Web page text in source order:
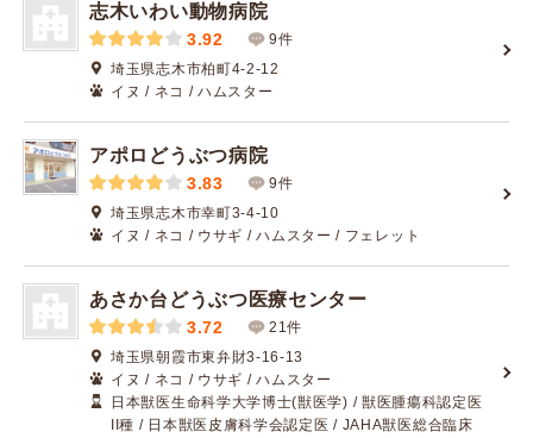
志木いわい動物病院
3.92
9件
埼玉県志木市柏町4-2-12
イヌ / ネコ / ハムスター
アポロどうぶつ病院
3.83
9件
埼玉県志木市幸町3-4-10
イヌ / ネコ / ウサギ / ハムスター / フェレット
あさか台どうぶつ医療センター
3.72
21件
埼玉県朝霞市東弁財3-16-13
イヌ / ネコ / ウサギ / ハムスター
日本獣医生命科学大学博士(獣医学) / 獣医腫瘍科認定医
II種 / 日本獣医皮膚科学会認定医 / JAHA獣医総合臨床